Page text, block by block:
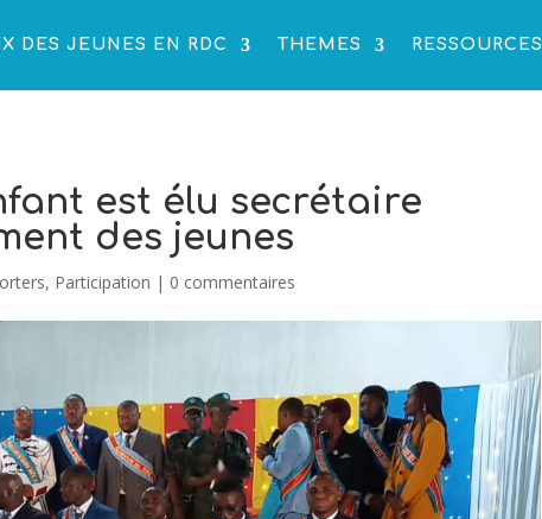
DES JEUNES EN RDC THEMES RESSOURCES
est élu secrétaire
des jeunes
, Participation | 0 commentaires